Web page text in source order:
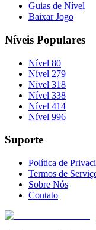
Guias de Nível
Baixar Jogo
Níveis Populares
Nível 80
Nível 279
Nível 318
Nível 338
Nível 414
Nível 996
Suporte
Política de
Termos de
Sobre Nós
Contato